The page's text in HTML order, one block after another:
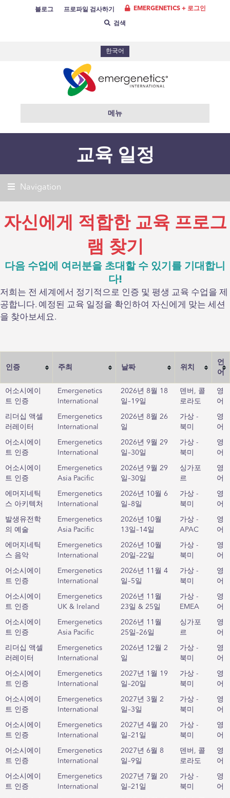
블로그 프로파일 검사하기 EMERGENETICS + 로그인
검색
한국어
메뉴
교육 일정
Navigation
자신에게 적합한 교육 프로그
램 찾기
다음 수업에 여러분을 초대할 수 있기를 기대합니
다!
저희는 전 세계에서 정기적으로 인증 및 평생 교육 수업을 제
공합니다. 예정된 교육 일정을 확인하여 자신에게 맞는 세션
을 찾아보세요.
인증 주최 날짜 위치
언
어
어소시에이
트 인증
Emergenetics
International
2026년 8월 18
일–19일
덴버, 콜
로라도
영
어
리더십 액셀
러레이터
Emergenetics
International
2026년 8월 26
일
가상 -
북미
영
어
어소시에이
트 인증
Emergenetics
International
2026년 9월 29
일–30일
가상 -
북미
영
어
어소시에이
트 인증
Emergenetics
Asia Pacific
2026년 9월 29
일–30일
싱가포
르
영
어
에머지네틱
스 아키텍처
Emergenetics
International
2026년 10월 6
일–8일
가상 -
북미
영
어
발생유전학
의 예술
Emergenetics
Asia Pacific
2026년 10월
13일–14일
가상 -
APAC
영
어
에머지네틱
스 음악
Emergenetics
International
2026년 10월
20일–22일
가상 -
북미
영
어
어소시에이
트 인증
Emergenetics
International
2026년 11월 4
일–5일
가상 -
북미
영
어
어소시에이
트 인증
Emergenetics
UK & Ireland
2026년 11월
23일 & 25일
가상 -
EMEA
영
어
어소시에이
트 인증
Emergenetics
Asia Pacific
2026년 11월
25일–26일
싱가포
르
영
어
리더십 액셀
러레이터
Emergenetics
International
2026년 12월 2
일
가상 -
북미
영
어
어소시에이
트 인증
Emergenetics
International
2027년 1월 19
일–20일
가상 -
북미
영
어
어소시에이
트 인증
Emergenetics
International
2027년 3월 2
일–3일
가상 -
북미
영
어
어소시에이
트 인증
Emergenetics
International
2027년 4월 20
일–21일
가상 -
북미
영
어
어소시에이
트 인증
Emergenetics
International
2027년 6월 8
일–9일
덴버, 콜
로라도
영
어
어소시에이
트 인증
Emergenetics
International
2027년 7월 20
일–21일
가상 -
북미
영
어